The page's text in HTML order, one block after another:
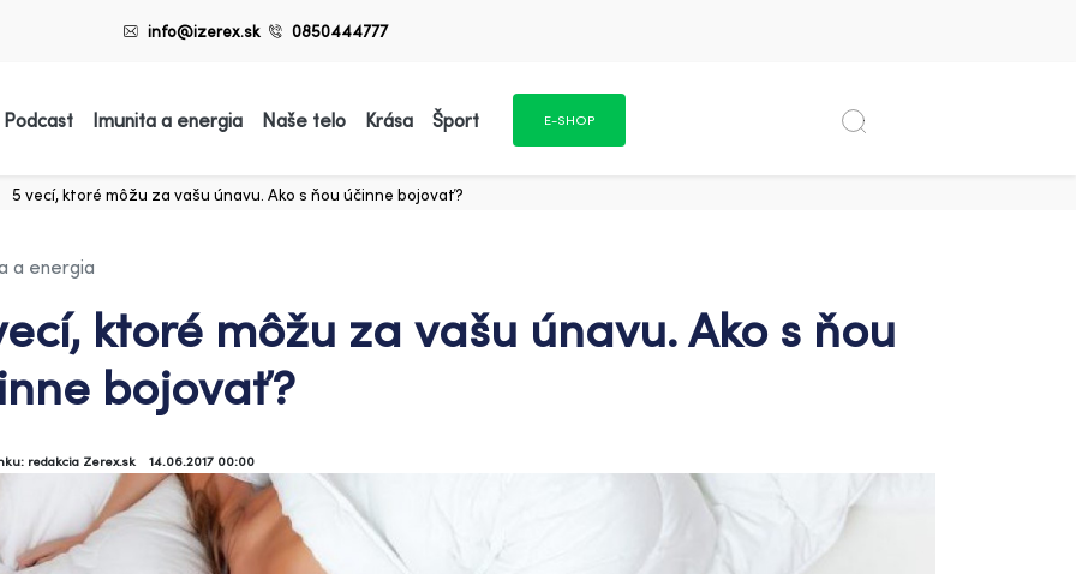
info@izerex.sk 0850444777
Imunita a energia Naše telo Krása Šport E-SHOP
5 vecí, ktoré môžu za vašu únavu. Ako s ňou účinne bojovať?
a energia
ktoré môžu za vašu únavu. Ako s ňou
bojovať?
redakcia Zerex.sk 14.06.2017 00:00